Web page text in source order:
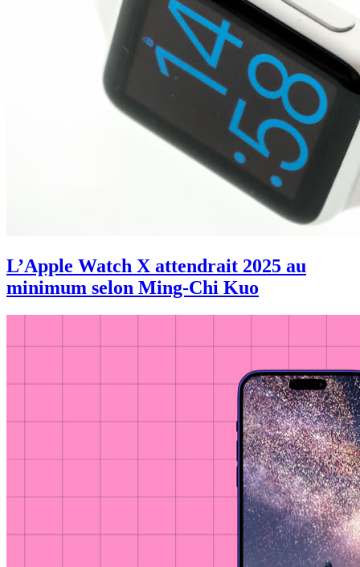
L’Apple Watch X attendrait 2025 au
minimum selon Ming-Chi Kuo